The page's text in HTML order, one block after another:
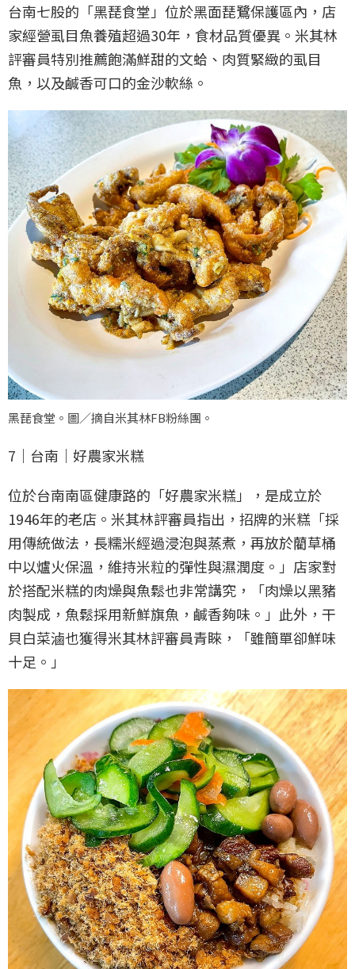
台南七股的「黑琵食堂」位於黑面琵鷺保護區內，店
家經營虱目魚養殖超過30年，食材品質優異。米其林
評審員特別推薦飽滿鮮甜的文蛤、肉質緊緻的虱目
魚，以及鹹香可口的金沙軟絲。
黑琵食堂。圖／摘自米其林FB粉絲團。
7｜台南｜好農家米糕
位於台南南區健康路的「好農家米糕」，是成立於
1946年的老店。米其林評審員指出，招牌的米糕「採
用傳統做法，長糯米經過浸泡與蒸煮，再放於藺草桶
中以爐火保溫，維持米粒的彈性與濕潤度。」店家對
於搭配米糕的肉燥與魚鬆也非常講究，「肉燥以黑豬
肉製成，魚鬆採用新鮮旗魚，鹹香夠味。」此外，干
貝白菜滷也獲得米其林評審員青睞，「雖簡單卻鮮味
十足。」